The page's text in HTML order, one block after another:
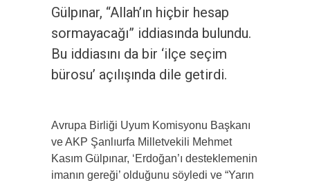
Gülpınar, “Allah’ın hiçbir hesap
sormayacağı” iddiasında bulundu.
Bu iddiasını da bir ‘ilçe seçim
bürosu’ açılışında dile getirdi.
Avrupa Birliği Uyum Komisyonu Başkanı
ve AKP Şanlıurfa Milletvekili Mehmet
Kasım Gülpınar, ‘Erdoğan’ı desteklemenin
imanın gereği’ olduğunu söyledi ve “Yarın